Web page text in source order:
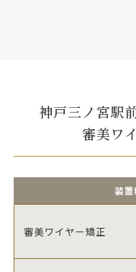
神戸三ノ宮駅
審美ワ
装
審美ワイヤー矯正